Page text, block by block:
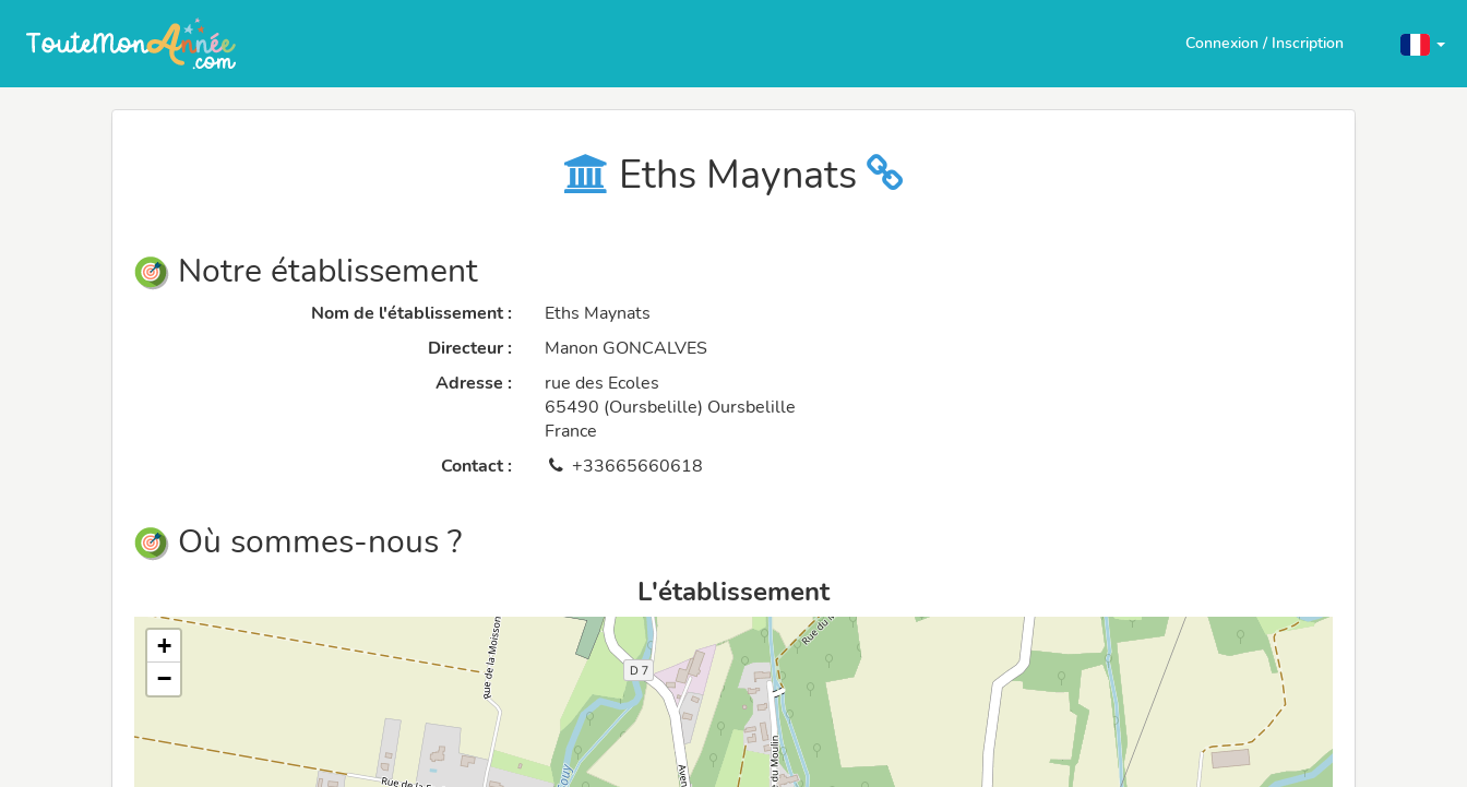
Connexion / Inscription
Eths Maynats
Notre établissement
Nom de l'établissement :
Eths Maynats
Directeur :
Manon GONCALVES
Adresse :
rue des Ecoles
65490 (Oursbelille) Oursbelille
France
Contact :
+33665660618
Où sommes-nous ?
L'établissement
+
−